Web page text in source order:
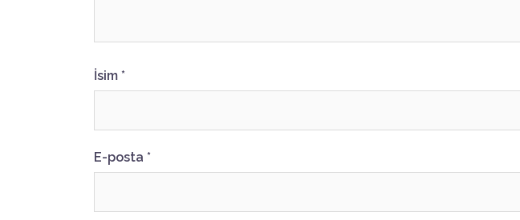
İsim *
E-posta *